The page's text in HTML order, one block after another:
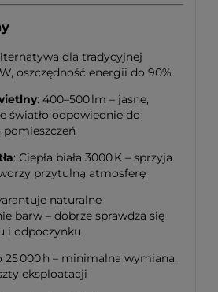
dla tradycyjnej
oszczędność energii do 90%
: 400–500 lm – jasne,
światło odpowiednie do
: Ciepła biała 3000 K – sprzyja
przytulną atmosferę
naturalne
barw – dobrze sprawdza się
i odpoczynku
25 000 h – minimalna wymiana,
eksploatacji